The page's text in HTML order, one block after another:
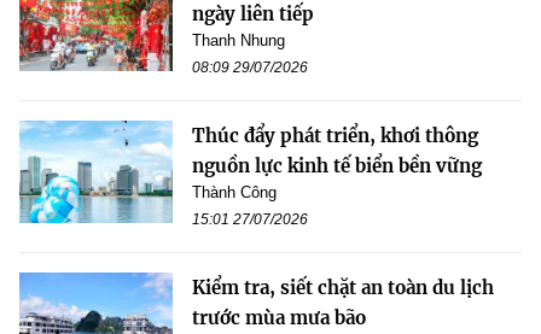
ngày liên tiếp
Thanh Nhung
08:09 29/07/2026
Thúc đẩy phát triển, khơi thông
nguồn lực kinh tế biển bền vững
Thành Công
15:01 27/07/2026
Kiểm tra, siết chặt an toàn du lịch
trước mùa mưa bão